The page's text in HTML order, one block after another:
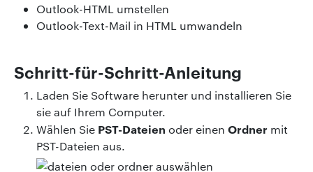
Outlook-HTML umstellen
Outlook-Text-Mail in HTML umwandeln
Schritt-für-Schritt-Anleitung
Laden Sie Software herunter und installieren Sie
sie auf Ihrem Computer.
Wählen Sie PST-Dateien oder einen Ordner mit
PST-Dateien aus.